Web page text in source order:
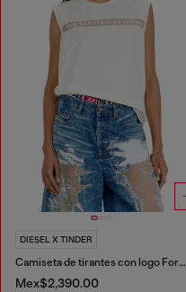
DIESEL X TINDER
Camiseta de tirantes con logo For Successful Loving
Mex$2,390.00